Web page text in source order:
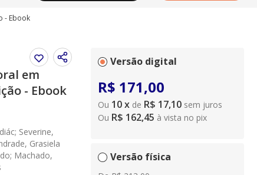
- Ebook
em
- Ebook
Severine,
Grasiela
Machado,
Versão digital
R$ 171,00
Ou 10x de R$ 17,10 sem juros
Ou R$ 162,45 à vista no pix
Versão física